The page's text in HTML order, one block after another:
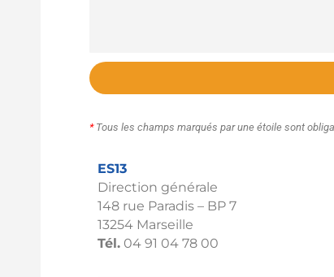
*Tous les champs marqués par une étoile sont
ES13
Direction générale
148 rue Paradis – BP 7
13254 Marseille
Tél. 04 91 04 78 00